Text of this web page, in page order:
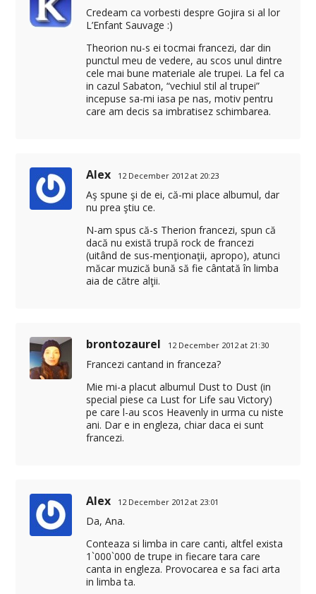
Credeam ca vorbesti despre Gojira si al lor
L’Enfant Sauvage :)
Theorion nu-s ei tocmai francezi, dar din
punctul meu de vedere, au scos unul dintre
cele mai bune materiale ale trupei. La fel ca
in cazul Sabaton, “vechiul stil al trupei”
incepuse sa-mi iasa pe nas, motiv pentru
care am decis sa imbratisez schimbarea.
Alex 12 December 2012 at 20:23
Aş spune şi de ei, că-mi place albumul, dar
nu prea ştiu ce.
N-am spus că-s Therion francezi, spun că
dacă nu există trupă rock de francezi
(uitând de sus-menţionaţii, apropo), atunci
măcar muzică bună să fie cântată în limba
aia de către alţii.
brontozaurel 12 December 2012 at 21:30
Francezi cantand in franceza?
Mie mi-a placut albumul Dust to Dust (in
special piese ca Lust for Life sau Victory)
pe care l-au scos Heavenly in urma cu niste
ani. Dar e in engleza, chiar daca ei sunt
francezi.
Alex 12 December 2012 at 23:01
Da, Ana.
Conteaza si limba in care canti, altfel exista
1`000`000 de trupe in fiecare tara care
canta in engleza. Provocarea e sa faci arta
in limba ta.